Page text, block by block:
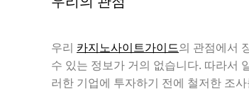
우리 카지노사이트가이드의 관점에서
수 있는 정보가 거의 없습니다. 따라서
러한 기업에 투자하기 전에 철저한 조